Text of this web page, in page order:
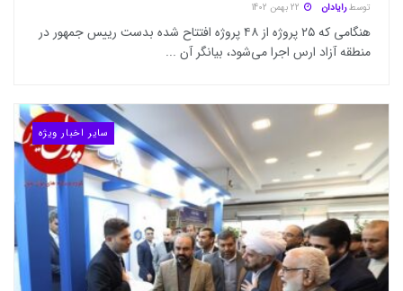
توسط رایادان
هنگامی که ۲۵ پروژه از ۴۸ پروژه افتتاح شده بدست رییس جمهور در
منطقه آزاد ارس اجرا می‌شود، بیانگر آن ...
سایر اخبار ویژه